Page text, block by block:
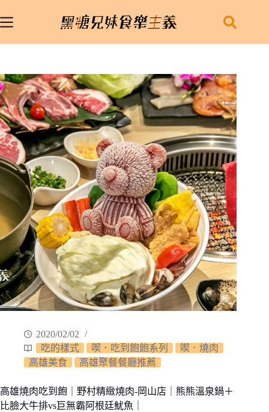
至
容
2020/02/02
吃的樣式
喫．吃到飽飽系列
喫．燒肉
高雄美食
高雄聚餐餐廳推薦
高雄燒肉吃到飽｜野村精緻燒肉-岡山店｜熊熊溫泉鍋＋
比臉大牛排vs巨無霸阿根廷魷魚｜